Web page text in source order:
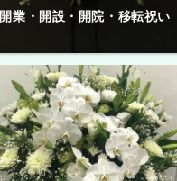
開業・開設・開院・移転祝い